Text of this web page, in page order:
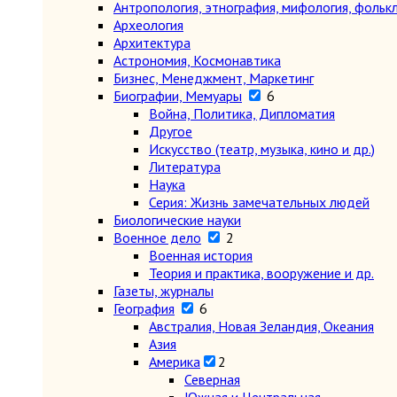
Антропология, этнография, мифология,
Археология
Архитектура
Астрономия, Космонавтика
Бизнес, Менеджмент, Маркетинг
Биографии, Мемуары
6
Война, Политика, Дипломатия
Другое
Искусство (театр, музыка, кино и др.)
Литература
Наука
Серия: Жизнь замечательных людей
Биологические науки
Военное дело
2
Военная история
Теория и практика, вооружение и др.
Газеты, журналы
География
6
Австралия, Новая Зеландия, Океания
Азия
Америка
2
Северная